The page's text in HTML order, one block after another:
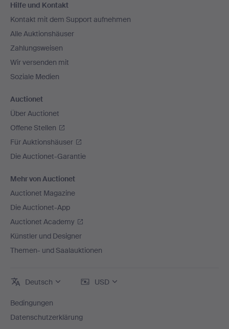
Navigation
Hilfe und Kontakt
Kontakt mit dem Support aufnehmen
Alle Auktionshäuser
Zahlungsweisen
Wir versenden mit
Soziale Medien
Auctionet
Über Auctionet
Offene Stellen
Für Auktionshäuser
Die Auctionet-Garantie
Mehr von Auctionet
Auctionet Magazine
Die Auctionet-App
Auctionet Academy
Künstler und Designer
Themen- und Saalauktionen
Deutsch USD
Bedingungen
Datenschutzerklärung